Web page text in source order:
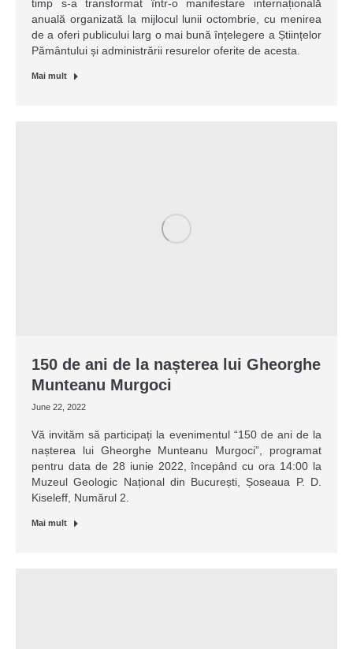
timp s-a transformat într-o manifestare internațională
anuală organizată la mijlocul lunii octombrie, cu menirea
de a oferi publicului larg o mai bună înțelegere a Științelor
Pământului și administrării resurelor oferite de acesta.
Mai mult
150 de ani de la nașterea lui Gheorghe
Munteanu Murgoci
June 22, 2022
Vă invităm să participați la evenimentul “150 de ani de la
nașterea lui Gheorghe Munteanu Murgoci”, programat
pentru data de 28 iunie 2022, începând cu ora 14:00 la
Muzeul Geologic Național din București, Șoseaua P. D.
Kiseleff, Numărul 2.
Mai mult